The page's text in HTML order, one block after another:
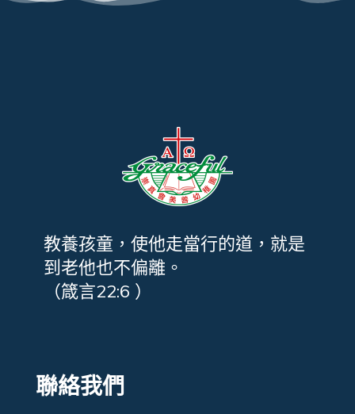
教養孩童，使他走當行的道，就是
到老他也不偏離。
（箴言22:6 ）
聯絡我們